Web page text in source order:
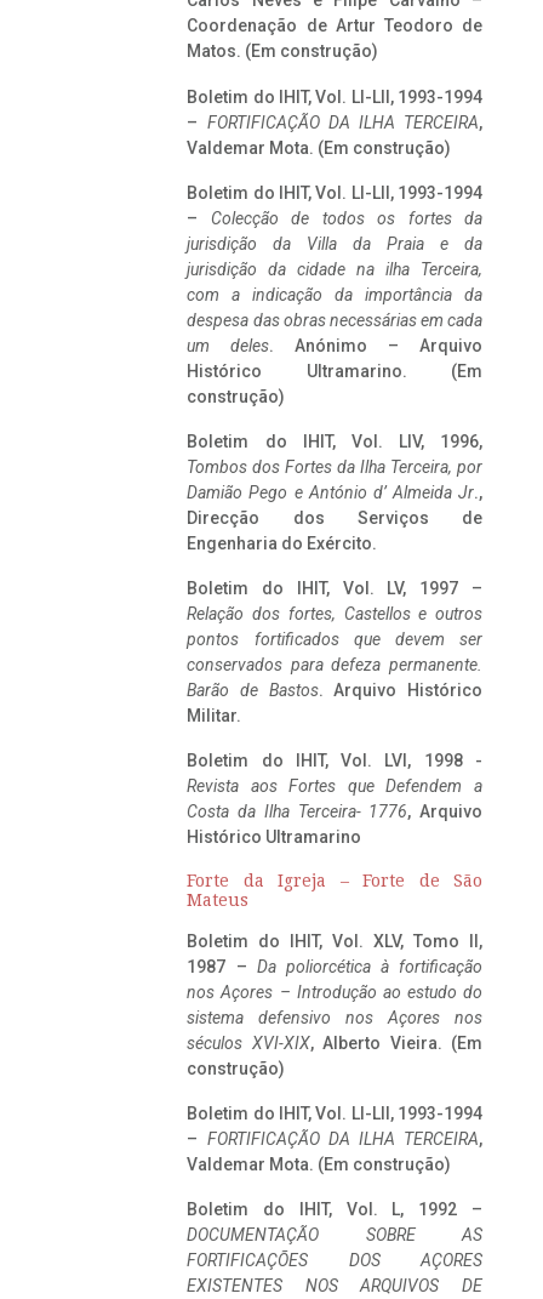
Coordenação de Artur Teodoro de
Matos. (Em construção)
Boletim do IHIT, Vol. LI-LII, 1993-1994
– FORTIFICAÇÃO DA ILHA TERCEIRA,
Valdemar Mota. (Em construção)
Boletim do IHIT, Vol. LI-LII, 1993-1994
– Colecção de todos os fortes da
jurisdição da Villa da Praia e da
jurisdição da cidade na ilha Terceira,
com a indicação da importância da
despesa das obras necessárias em cada
um deles. Anónimo – Arquivo
Histórico Ultramarino. (Em
construção)
Boletim do IHIT, Vol. LIV, 1996,
Tombos dos Fortes da Ilha Terceira, por
Damião Pego e António d’ Almeida Jr.,
Direcção dos Serviços de
Engenharia do Exército.
Boletim do IHIT, Vol. LV, 1997 –
Relação dos fortes, Castellos e outros
pontos fortificados que devem ser
conservados para defeza permanente.
Barão de Bastos. Arquivo Histórico
Militar.
Boletim do IHIT, Vol. LVI, 1998 -
Revista aos Fortes que Defendem a
Costa da Ilha Terceira- 1776, Arquivo
Histórico Ultramarino
Forte da Igreja – Forte de São
Mateus
Boletim do IHIT, Vol. XLV, Tomo II,
1987 – Da poliorcética à fortificação
nos Açores – Introdução ao estudo do
sistema defensivo nos Açores nos
séculos XVI-XIX, Alberto Vieira. (Em
construção)
Boletim do IHIT, Vol. LI-LII, 1993-1994
– FORTIFICAÇÃO DA ILHA TERCEIRA,
Valdemar Mota. (Em construção)
Boletim do IHIT, Vol. L, 1992 –
DOCUMENTAÇÃO SOBRE AS
FORTIFICAÇÕES DOS AÇORES
EXISTENTES NOS ARQUIVOS DE